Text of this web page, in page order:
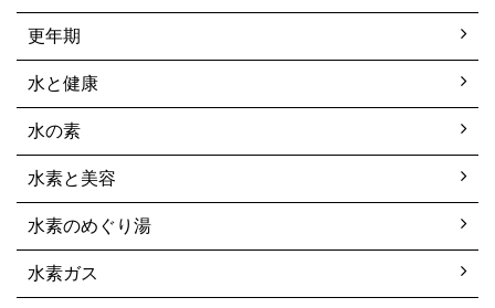
更年期
水と健康
水の素
水素と美容
水素のめぐり湯
水素ガス